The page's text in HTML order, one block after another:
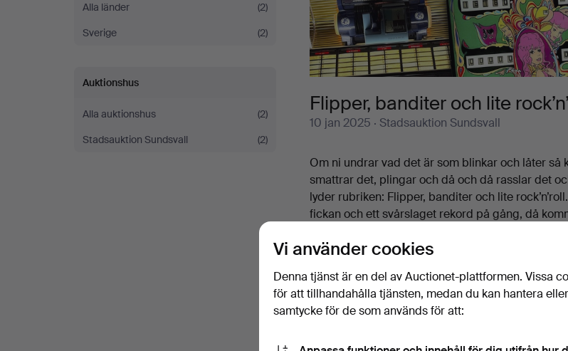
Alla länder
(2)
Sverige
(2)
Auktionshus
Alla auktionshus
(2)
Stadsauktion Sundsvall
(2)
Flipper, banditer och lite
10 jan 2025 · Stadsauktion Sundsvall
Om ni undrar vad det är som blinkar och låter
smattrar det, plingar och då och då rasslar det
lyder rubriken: Flipper, banditer och lite
fickan och ett svårslaget rekord på gång, då
Här bjuds ni på tre decennier av flipperspel,
Wars från 1987 och det fem år äldre knockoutiga
ljudväg i jukeboxen, spela en mekanisk match
radiobilar kompletterar alltihop. Bara för den där
Välkomna till Stadsauktion Sundsvall!
Visa mer
Vi använder cookies
Denna tjänst är en del av Auctionet-plattformen. Vissa
för att tillhandahålla tjänsten, medan du kan hantera
samtycke för de som används för att: